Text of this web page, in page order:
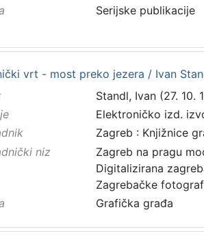
Serijske publikacije
vrt - most preko jezera / Ivan
Standl, Ivan (27. 10.
Elektroničko izd.
Zagreb : Knjižnice
niz
Zagreb na pragu
Digitalizirana
Zagrebačke
Grafička građa